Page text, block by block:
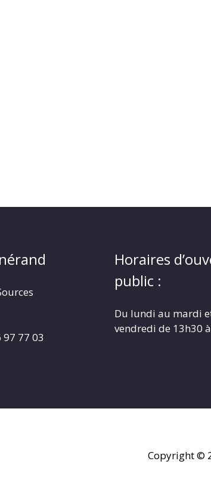
97 77 03
Horaires
public :
Du lundi au mardi
vendredi de 13h30
Copyright ©